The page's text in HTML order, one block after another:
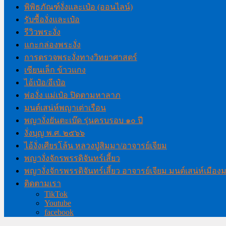
พิพิธภัณฑ์งั่งและเป๋อ (ออนไลน์)
รับซื้องั่งและเป๋อ
รีวิวพระงั่ง
แกะกล่องพระงั่ง
การตรวจพระงั่งทางวิทยาศาสตร์
เซียนเล็ก ข้าวแกง
ไอ้เป๋อ/อีเป๋อ
พ่องั่ง แม่เป๋อ ปิดตามหาลาภ
มนต์เสน่ห์พญาเต่าเรือน
พญางั่งยันตะเบ๊ด รุ่นครบรอบ ๑๐ ปี
งั่งบุญ พ.ศ. ๒๕๖๖
ไอ้งั่งเศียรโล้น หลวงปู่สิมมา/อาจารย์เจียม
พญางั่งจักรพรรดิจันทร์เสี้ยว
พญางั่งจักรพรรดิจันทร์เสี้ยว อาจารย์เจียม มนต์เสน่ห์เมือง
ติดตามเรา
TikTok
Youtube
facebook